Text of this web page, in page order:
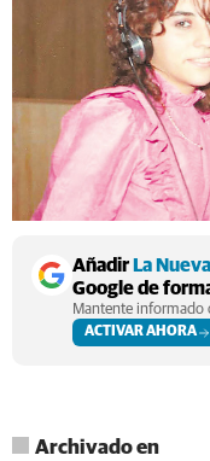
Añadir La
Google de
Mantente informado
ACTIVAR AHORA
Archivado en